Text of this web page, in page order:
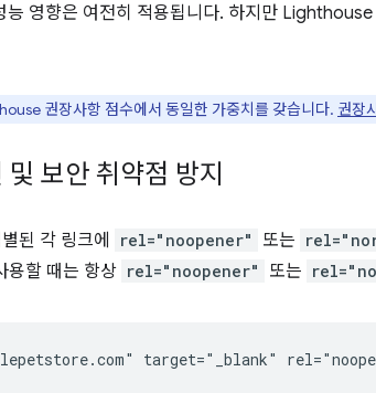
능 영향은 여전히 적용됩니다. 하지만
권장사항 점수에서 동일한 가중치를 갖습니다. 권장
보안 취약점 방지
된 각 링크에 rel="noopener" 또는
용할 때는 항상 rel="noopener" 또는
target="_blank"